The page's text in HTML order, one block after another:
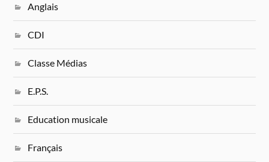
Anglais
CDI
Classe Médias
E.P.S.
Education musicale
Français